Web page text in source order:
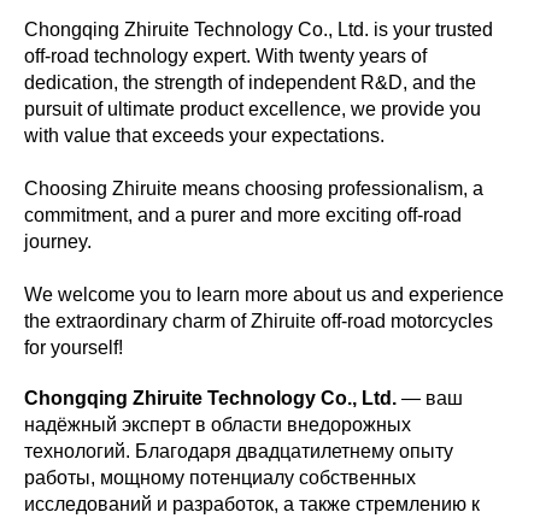
Chongqing Zhiruite Technology Co., Ltd. is your trusted
off-road technology expert. With twenty years of
dedication, the strength of independent R&D, and the
pursuit of ultimate product excellence, we provide you
with value that exceeds your expectations.
Choosing Zhiruite means choosing professionalism, a
commitment, and a purer and more exciting off-road
journey.
We welcome you to learn more about us and experience
the extraordinary charm of Zhiruite off-road motorcycles
for yourself!
Chongqing Zhiruite Technology Co., Ltd. — ваш
надёжный эксперт в области внедорожных
технологий. Благодаря двадцатилетнему опыту
работы, мощному потенциалу собственных
исследований и разработок, а также стремлению к